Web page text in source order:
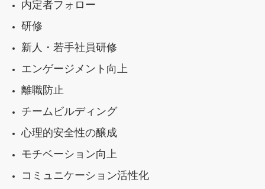
内定者フォロー
研修
新人・若手社員研修
エンゲージメント向上
離職防止
チームビルディング
心理的安全性の醸成
モチベーション向上
コミュニケーション活性化